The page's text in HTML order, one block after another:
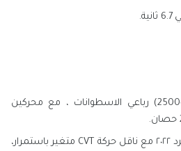
محرك سعة 2.5 لتر (2500cc) رباعي الاسطوانات ، مع محركين
يقترن محرك هايلاندر هايبرد ٢٠٢٢ مع ناقل حركة CVT متغير باستمرار،